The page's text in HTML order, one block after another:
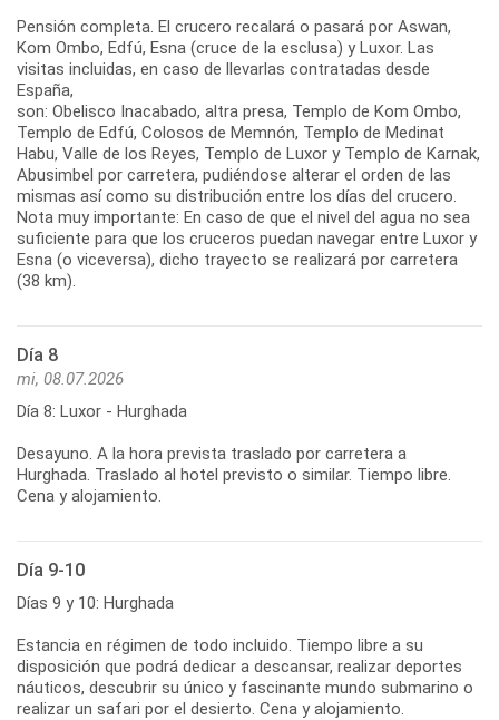
Pensión completa. El crucero recalará o pasará por Aswan,
Kom Ombo, Edfú, Esna (cruce de la esclusa) y Luxor. Las
visitas incluidas, en caso de llevarlas contratadas desde
España,
son: Obelisco Inacabado, altra presa, Templo de Kom Ombo,
Templo de Edfú, Colosos de Memnón, Templo de Medinat
Habu, Valle de los Reyes, Templo de Luxor y Templo de Karnak,
Abusimbel por carretera, pudiéndose alterar el orden de las
mismas así como su distribución entre los días del crucero.
Nota muy importante: En caso de que el nivel del agua no sea
suficiente para que los cruceros puedan navegar entre Luxor y
Esna (o viceversa), dicho trayecto se realizará por carretera
(38 km).
Día 8
mi, 08.07.2026
Día 8: Luxor - Hurghada
Desayuno. A la hora prevista traslado por carretera a
Hurghada. Traslado al hotel previsto o similar. Tiempo libre.
Cena y alojamiento.
Día 9-10
Días 9 y 10: Hurghada
Estancia en régimen de todo incluido. Tiempo libre a su
disposición que podrá dedicar a descansar, realizar deportes
náuticos, descubrir su único y fascinante mundo submarino o
realizar un safari por el desierto. Cena y alojamiento.